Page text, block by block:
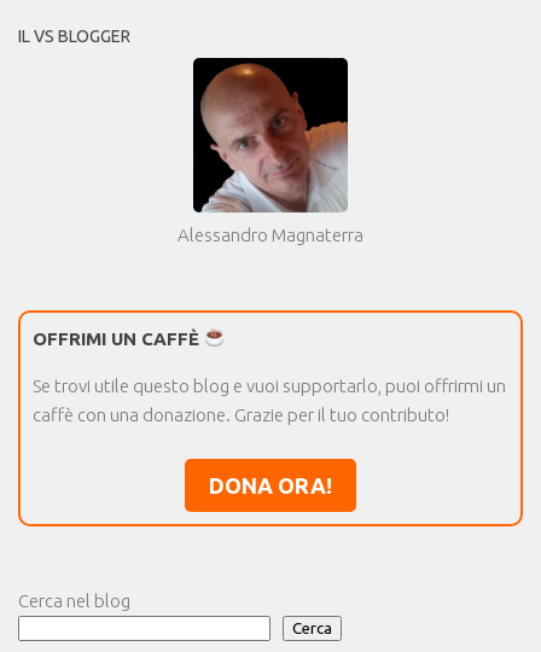
IL VS BLOGGER
Alessandro Magnaterra
OFFRIMI UN CAFFÈ
Se trovi utile questo blog e vuoi supportarlo, puoi offrirmi un
caffè con una donazione. Grazie per il tuo contributo!
DONA ORA!
Cerca nel blog
Cerca